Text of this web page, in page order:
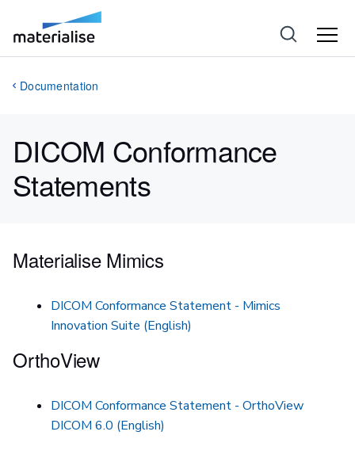
Documentation
DICOM Conformance
Statements
Materialise Mimics
DICOM Conformance Statement - Mimics
Innovation Suite (English)
OrthoView
DICOM Conformance Statement - OrthoView
DICOM 6.0 (English)